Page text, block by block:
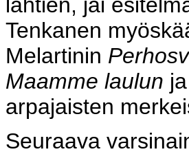
Tenkanen
Melartinin
Maamme laulun
arpajaisten
Seuraava